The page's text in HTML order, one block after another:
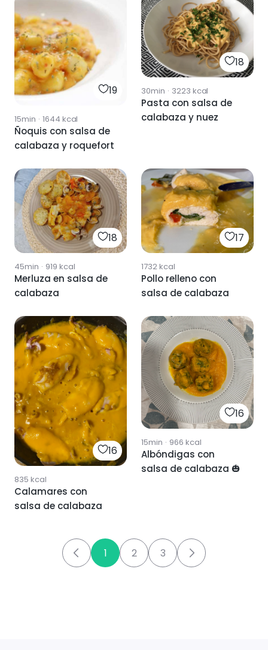
19
15min · 1644 kcal
Ñoquis con salsa de
calabaza y roquefort
18
30min · 3223 kcal
Pasta con salsa de
calabaza y nuez
18
45min · 919 kcal
Merluza en salsa de
calabaza
17
1732kcal
Pollo relleno con
salsa de calabaza
16
835 kcal
Calamares con
salsa de calabaza
16
15min · 966 kcal
Albóndigas con
salsa de calabaza 🎃
1 2 3